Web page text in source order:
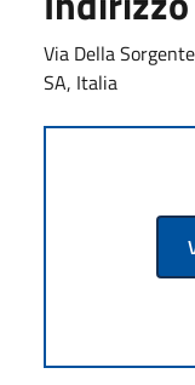
Via Della
SA, Italia